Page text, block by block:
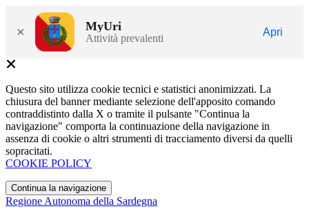
× MyUri
Attività prevalenti
Apri
Questo sito utilizza cookie tecnici e statistici anonimizzati. La
chiusura del banner mediante selezione dell'apposito comando
contraddistinto dalla X o tramite il pulsante "Continua la
navigazione" comporta la continuazione della navigazione in
assenza di cookie o altri strumenti di tracciamento diversi da quelli
sopracitati.
COOKIE POLICY
Continua la navigazione
Regione Autonoma della Sardegna